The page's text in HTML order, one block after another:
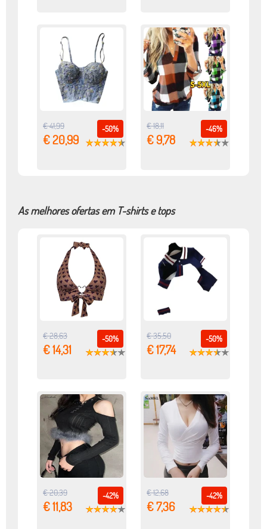
-50%
€ 41,99
€ 20,99
-46%
€ 18,11
€ 9,78
As melhores ofertas em T-shirts e tops
-50%
€ 28,63
€ 14,31
-50%
€ 35,50
€ 17,74
-42%
€ 20,39
€ 11,83
-42%
€ 12,68
€ 7,36